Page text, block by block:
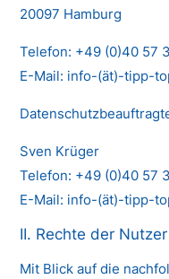
20097 Hamburg
Telefon: +49 (0)40 57
E-Mail: info-(ät)-tipp-
Sven Krüger
Telefon: +49 (0)40 57
E-Mail: info-(ät)-tipp-
II. Rechte der
Mit Blick auf die